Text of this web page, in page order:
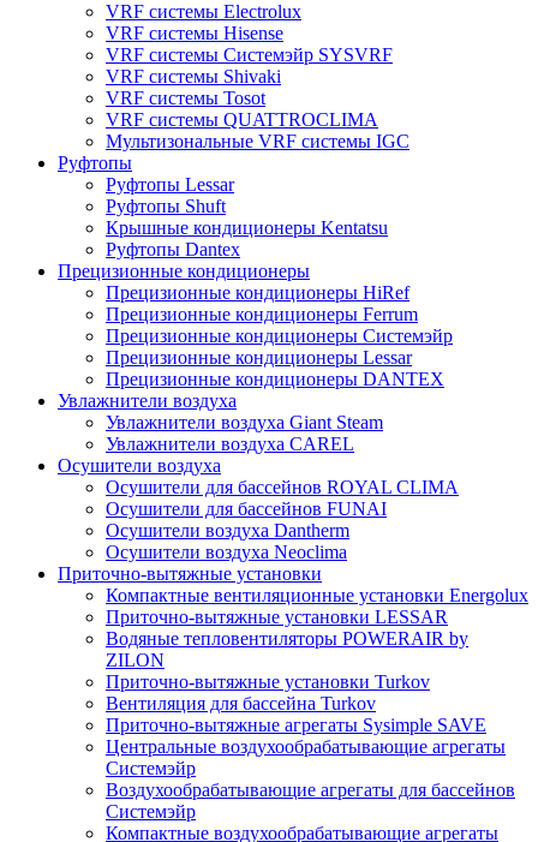
VRF системы Electrolux
VRF системы Hisense
VRF системы Системэйр SYSVRF
VRF системы Shivaki
VRF системы Tosot
VRF системы QUATTROCLIMA
Мультизональные VRF системы IGC
Руфтопы
Руфтопы Lessar
Руфтопы Shuft
Крышные кондиционеры Kentatsu
Руфтопы Dantex
Прецизионные кондиционеры
Прецизионные кондиционеры HiRef
Прецизионные кондиционеры Ferrum
Прецизионные кондиционеры Системэйр
Прецизионные кондиционеры Lessar
Прецизионные кондиционеры DANTEX
Увлажнители воздуха
Увлажнители воздуха Giant Steam
Увлажнители воздуха CAREL
Осушители воздуха
Осушители для бассейнов ROYAL CLIMA
Осушители для бассейнов FUNAI
Осушители воздуха Dantherm
Осушители воздуха Neoclima
Приточно-вытяжные установки
Компактные вентиляционные установки Energolux
Приточно-вытяжные установки LESSAR
Водяные тепловентиляторы POWERAIR by
ZILON
Приточно-вытяжные установки Turkov
Вентиляция для бассейна Turkov
Приточно-вытяжные агрегаты Sysimple SAVE
Центральные воздухообрабатывающие агрегаты
Системэйр
Воздухообрабатывающие агрегаты для бассейнов
Системэйр
Компактные воздухообрабатывающие агрегаты